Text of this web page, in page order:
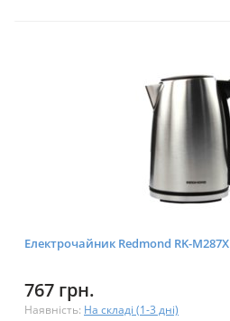
Електрочайник Redmond RK-M287X
767 грн.
Наявність: На складі (1-3 дні)